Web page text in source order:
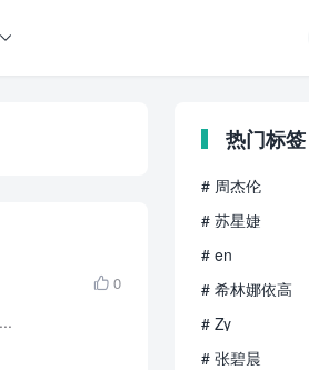
 0
热门标签
# 周杰伦
# 苏星婕
# en
# 希林娜依高
# Zy
# 张碧晨